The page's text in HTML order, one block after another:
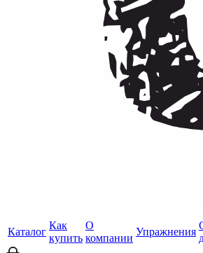
Каталог
Как
купить
О
компании
Упражнения